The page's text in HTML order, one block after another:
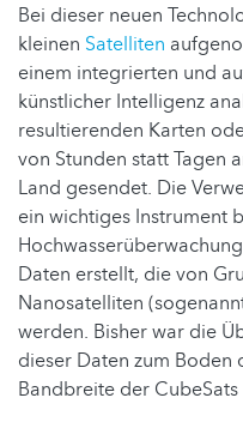
Bei dieser neuen
kleinen Satelliten
einem integrierten und
künstlicher Intelligenz
resultierenden Karten
von Stunden statt Tagen
Land gesendet. Die
ein wichtiges Instrument
Daten erstellt, die von
Nanosatelliten
werden. Bisher war die
dieser Daten zum Boden
Bandbreite der